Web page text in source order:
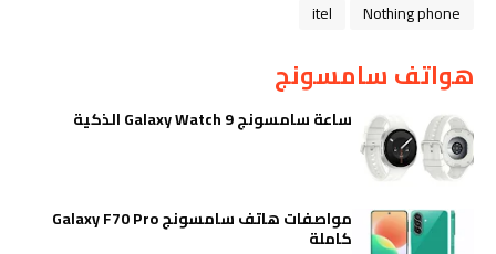
Nothing phone
itel
هواتف سامسونج
ساعة سامسونج Galaxy Watch 9 الذكية
مواصفات هاتف سامسونج Galaxy F70 Pro
كاملة